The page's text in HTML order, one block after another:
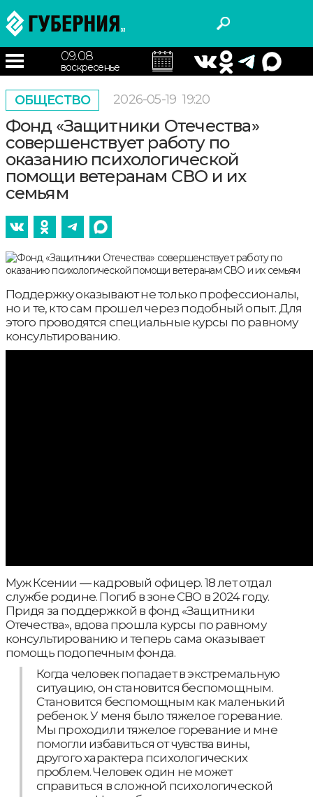
09.08
воскресенье
ОБЩЕСТВО 2026-05-19 19:20
Фонд «Защитники Отечества»
совершенствует работу по
оказанию психологической
помощи ветеранам СВО и их
семьям
Поддержку оказывают не только профессионалы,
но и те, кто сам прошел через подобный опыт. Для
этого проводятся специальные курсы по равному
консультированию.
Муж Ксении — кадровый офицер. 18 лет отдал
службе родине. Погиб в зоне СВО в 2024 году.
Придя за поддержкой в фонд «Защитники
Отечества», вдова прошла курсы по равному
консультированию и теперь сама оказывает
помощь подопечным фонда.
Когда человек попадает в экстремальную
ситуацию, он становится беспомощным.
Становится беспомощным как маленький
ребенок. У меня было тяжелое горевание.
Мы проходили тяжелое горевание и мне
помогли избавиться от чувства вины,
другого характера психологических
проблем. Человек один не может
справиться в сложной психологической